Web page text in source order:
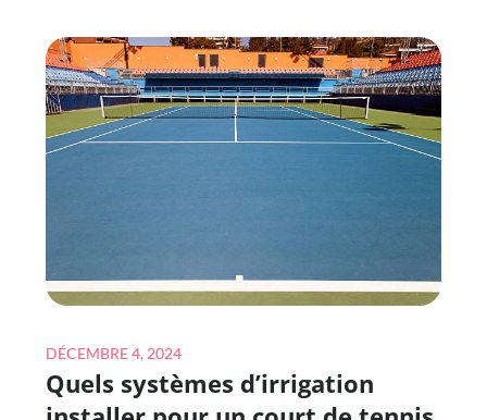
DE
TENNIS
CONTRE
LES
Posted
on
DÉCEMBRE 4, 2024
Quels systèmes d’irrigation